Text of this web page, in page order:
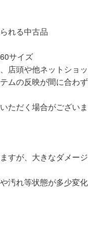
る中古品
サイズ
店頭や他ネットショ
ムの反映が間に合わ
ただく場合がございま
すが、大きなダメー
汚れ等状態が多少変